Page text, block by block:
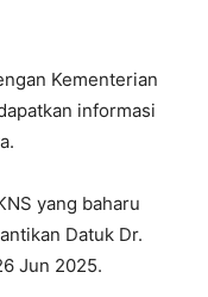
Kementerian
informasi
yang baharu
Datuk Dr.
Jun 2025.